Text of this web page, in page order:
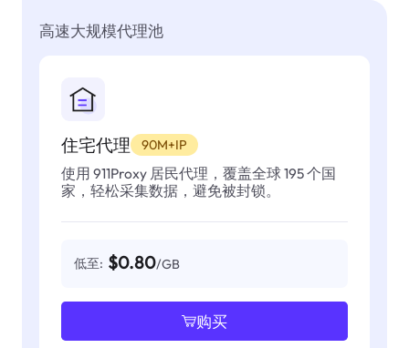
高速大规模代理池
住宅代理 90M+IP
使用 911Proxy 居民代理，覆盖全球 195 个国
家，轻松采集数据，避免被封锁。
低至: $0.80/GB
购买